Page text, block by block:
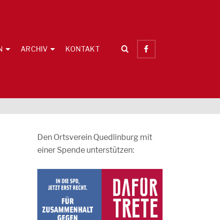
ARCHIV KONTAKT
Den Ortsverein Quedlinburg mit
einer Spende unterstützen: